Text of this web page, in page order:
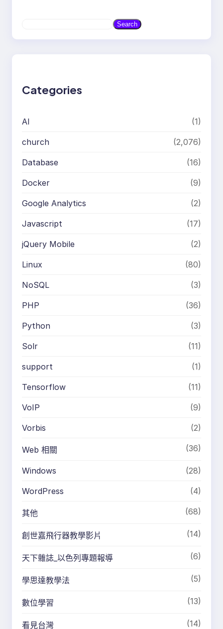
Search
Categories
AI (1)
church (2,076)
Database (16)
Docker (9)
Google Analytics (2)
Javascript (17)
jQuery Mobile (2)
Linux (80)
NoSQL (3)
PHP (36)
Python (3)
Solr (11)
support (1)
Tensorflow (11)
VoIP (9)
Vorbis (2)
Web 相關 (36)
Windows (28)
WordPress (4)
其他 (68)
創世嘉飛行器教學影片 (14)
天下雜誌_以色列專題報導 (6)
學思達教學法 (5)
數位學習 (13)
看見台灣 (14)